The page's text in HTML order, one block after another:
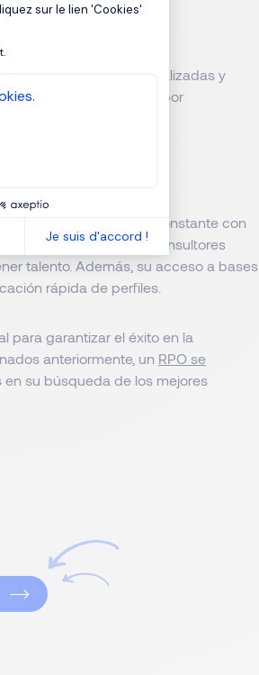
sur le lien 'Cookies'
Je suis d'accord !
especializadas y
reducción del coste por
Al estar en contacto constante con
de vanguardia, los consultores
talento. Además, su acceso a bases
rápida de perfiles.
para garantizar el éxito en la
anteriormente, un RPO se
en su búsqueda de los mejores